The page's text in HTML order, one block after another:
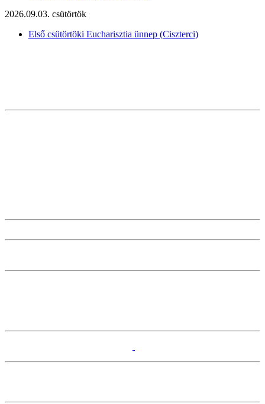
2026.09.03. csütörtök
Első csütörtöki Eucharisztia ünnep (Ciszterci)